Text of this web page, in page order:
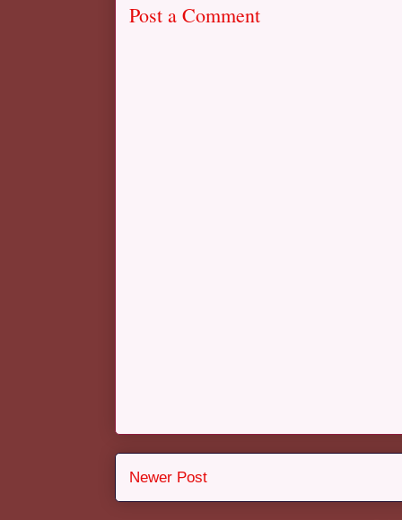
Post a Comment
Newer Post